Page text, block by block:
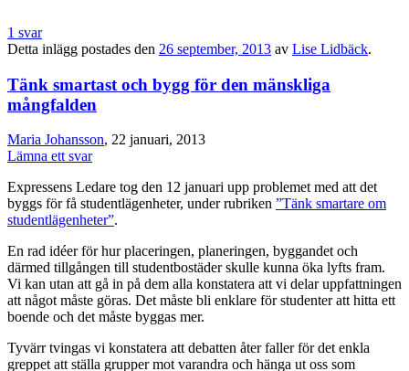
1 svar
Detta inlägg postades den 26 september, 2013 av Lise Lidbäck.
Tänk smartast och bygg för den mänskliga
mångfalden
Maria Johansson, 22 januari, 2013
Lämna ett svar
Expressens Ledare tog den 12 januari upp problemet med att det
byggs för få studentlägenheter, under rubriken ”Tänk smartare om
studentlägenheter”.
En rad idéer för hur placeringen, planeringen, byggandet och
därmed tillgången till studentbostäder skulle kunna öka lyfts fram.
Vi kan utan att gå in på dem alla konstatera att vi delar uppfattningen
att något måste göras. Det måste bli enklare för studenter att hitta ett
boende och det måste byggas mer.
Tyvärr tvingas vi konstatera att debatten åter faller för det enkla
greppet att ställa grupper mot varandra och hänga ut oss som